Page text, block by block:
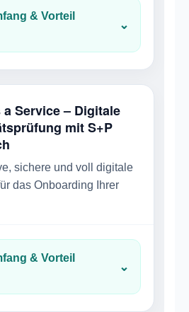
& Vorteil
⌄
a Service – Digitale
mit S+P
sichere und voll digitale
das Onboarding Ihrer
& Vorteil
⌄